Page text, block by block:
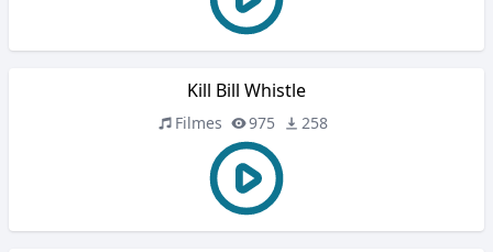
Kill Bill Whistle
Filmes 975 258